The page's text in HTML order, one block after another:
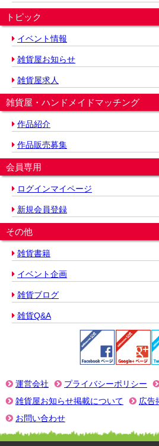
トピック
イベント情報
雑貨屋お知らせ
雑貨屋求人
雑貨屋・ハンドメイドマッチング
作品紹介
作品販売募集
会員専用
ログインマイページ
新規会員登録
その他
雑貨書籍
イベント企画
雑貨ブログ
雑貨Q&A
運営会社 プライバシーポリシー
雑貨屋お知らせ掲載について
広告
お問い合わせ